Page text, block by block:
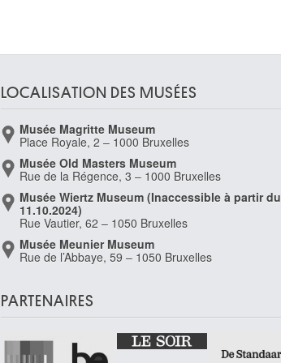
LOCALISATION DES MUSÉES
Musée Magritte Museum
Place Royale, 2 – 1000 Bruxelles
Musée Old Masters Museum
Rue de la Régence, 3 – 1000 Bruxelles
Musée Wiertz Museum (Inaccessible à partir du
11.10.2024)
Rue Vautier, 62 – 1050 Bruxelles
Musée Meunier Museum
Rue de l’Abbaye, 59 – 1050 Bruxelles
PARTENAIRES